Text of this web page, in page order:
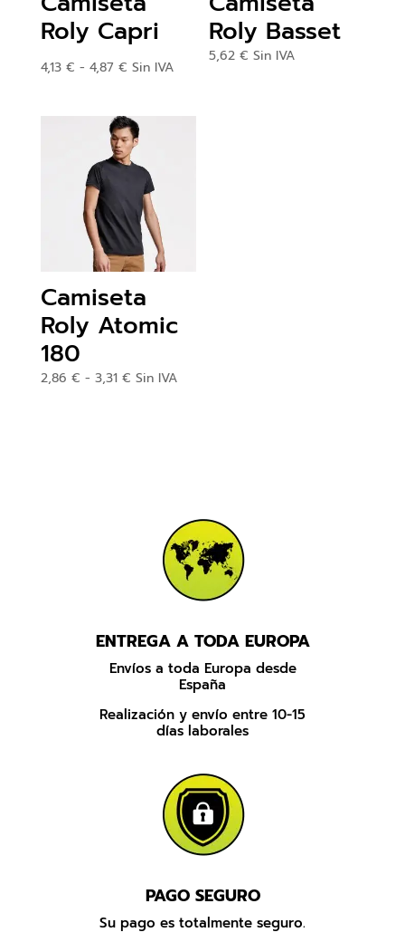
Roly Capri
4,13 € - 4,87 €Rango
desde
4,13 €
hasta
4,87 €
Sin IVA
Roly Basset
5,62€ Sin IVA
Camiseta
Roly Atomic
180
2,86 € - 3,31 €Rango
Sin IVA
ENTREGA A TODA EUROPA
Envíos a toda Europa desde
España
Realización y envío entre 10-15
días laborales
PAGO SEGURO
Su pago es totalmente seguro.